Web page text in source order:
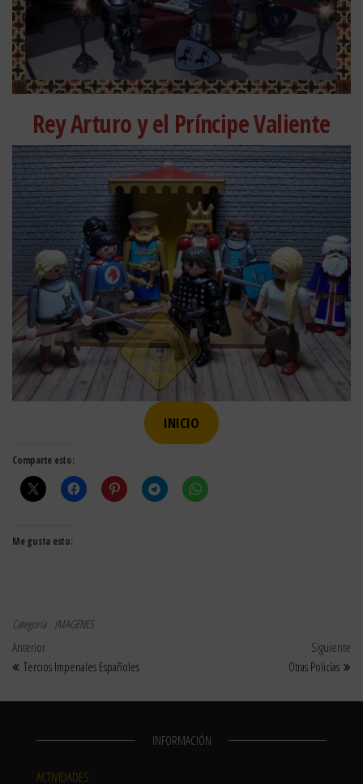
Rey Arturo y el Príncipe Valiente
INICIO
Comparte esto:
Me gusta esto:
Categoría IMAGENES
Navegación de entradas
Entrada anterior
Anterior
Tercios Imperiales Españoles
Siguiente
Otras Policías
INFORMACIÓN
ACTIVIDADES